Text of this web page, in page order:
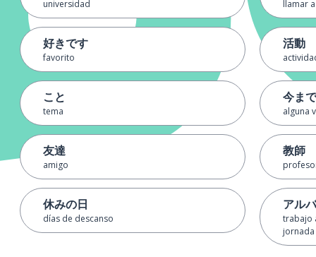
universidad
好きです
favorito
こと
tema
友達
amigo
休みの日
días de descanso
llamar
活動
今まで
alguna
教師
アル
trabajo
jornada